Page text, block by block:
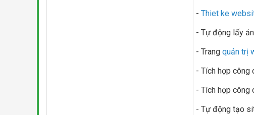
- Thiet ke
- Tự động lấy
- Trang quản trị
- Tích hợp công
- Tích hợp công
- Tự động tạo